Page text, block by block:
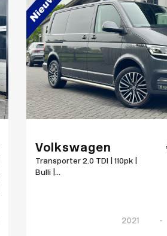
Volkswagen
Transporter 2.0 TDI | 110pk |
Bulli |...
2021 -